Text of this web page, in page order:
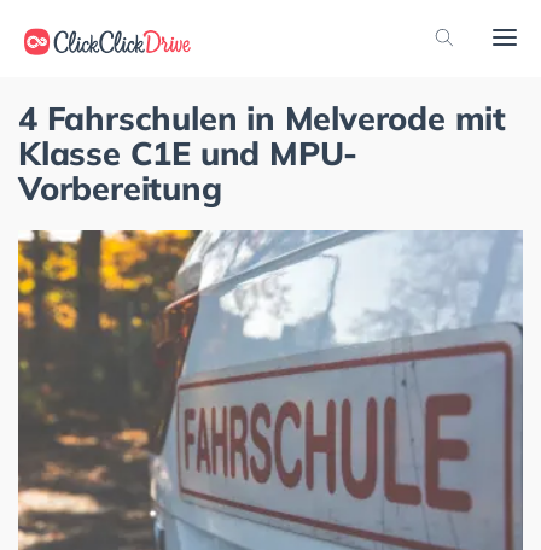
4 Fahrschulen in Melverode mit
Klasse C1E und MPU-
Vorbereitung